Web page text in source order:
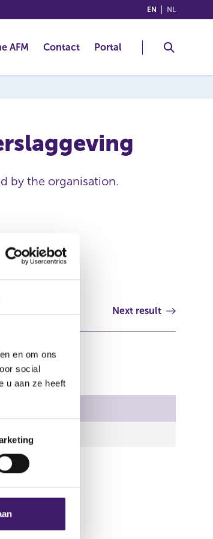
en om ons
social
u aan ze heeft
EN (ENGLISH)
NL
AFM Contact Portal
by the organisation.
Holding Inc.
Next result